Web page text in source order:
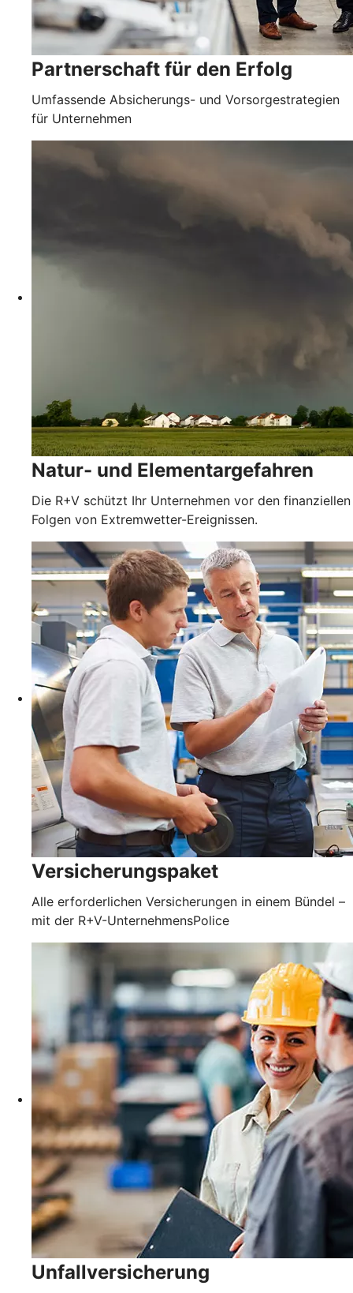
Partnerschaft für den Erfolg
Umfassende Absicherungs- und Vorsorgestrategien
für Unternehmen
Natur- und Elementargefahren
Die R+V schützt Ihr Unternehmen vor den finanziellen
Folgen von Extremwetter-Ereignissen.
Versicherungspaket
Alle erforderlichen Versicherungen in einem Bündel –
mit der R+V-UnternehmensPolice
Unfallversicherung